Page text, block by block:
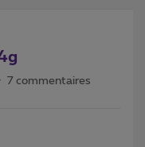
7 commentaires